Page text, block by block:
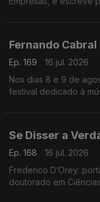
Fernando Cabral
Ep. 169
16 jul. 2026
Nos dias 8 e 9 de
festival dedicado à
Se Disser a
Ep. 168
16 jul. 2026
Frederico D’Orey:
doutorado em